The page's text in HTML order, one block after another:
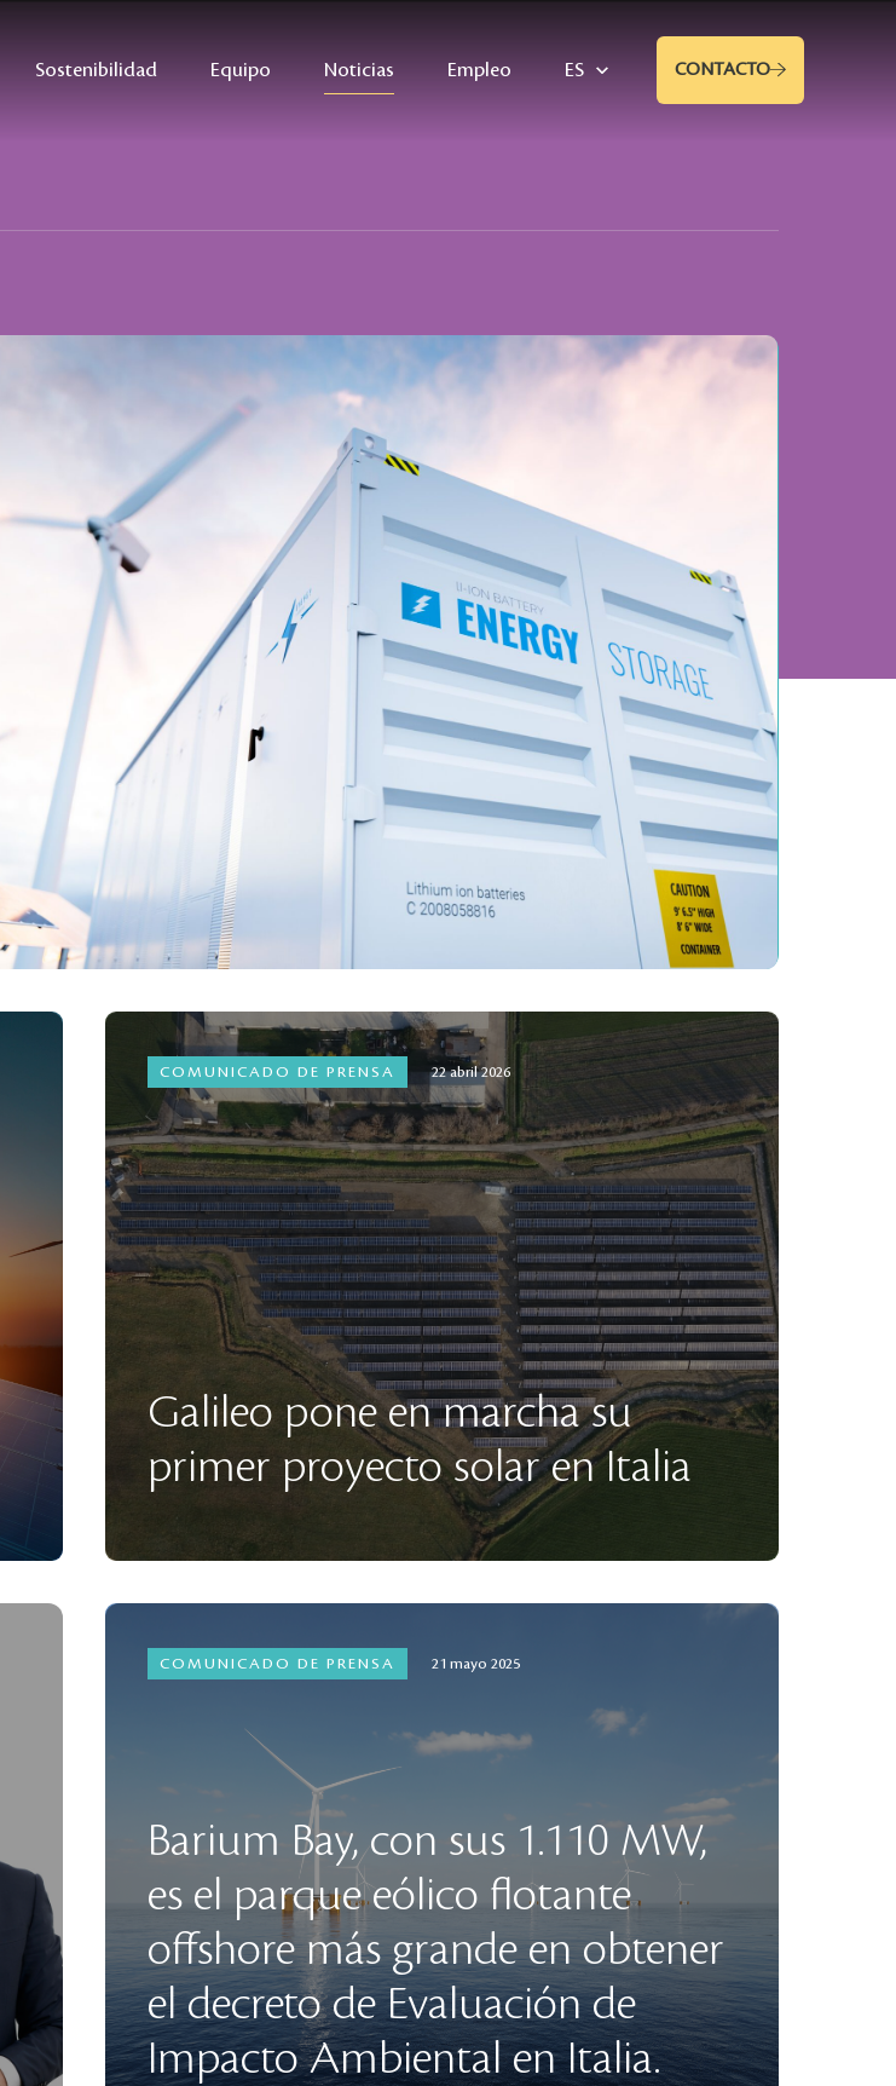
Sostenibilidad Equipo Noticias Empleo ES CONTACTO
COMUNICADO DE PRENSA 22 abril 2026
Galileo pone en marcha su
primer proyecto solar en Italia
COMUNICADO DE PRENSA 21 mayo 2025
Barium Bay, con sus 1.110 MW,
es el parque eólico flotante
offshore más grande en obtener
el decreto de Evaluación de
Impacto Ambiental en Italia.